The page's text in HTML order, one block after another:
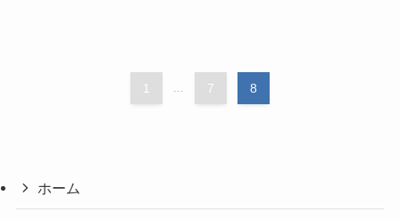
1 7 8
ホーム